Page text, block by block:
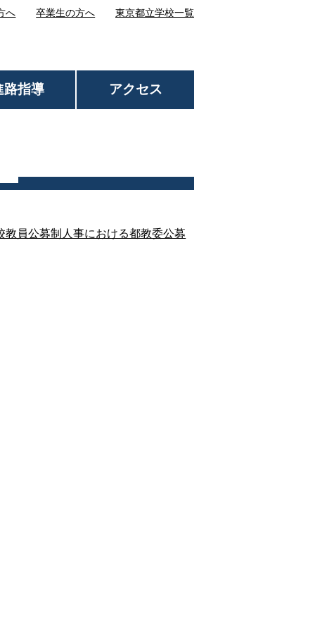
路指導 アクセス
へ 卒業生の方へ 東京都立学校一覧
教員公募制人事における都教委公募